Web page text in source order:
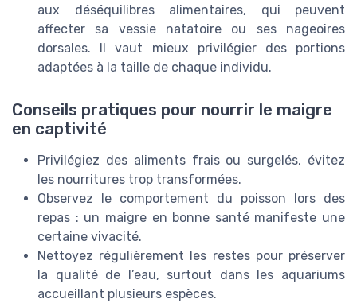
aux déséquilibres alimentaires, qui peuvent
affecter sa vessie natatoire ou ses nageoires
dorsales. Il vaut mieux privilégier des portions
adaptées à la taille de chaque individu.
Conseils pratiques pour nourrir le maigre
en captivité
Privilégiez des aliments frais ou surgelés, évitez
les nourritures trop transformées.
Observez le comportement du poisson lors des
repas : un maigre en bonne santé manifeste une
certaine vivacité.
Nettoyez régulièrement les restes pour préserver
la qualité de l’eau, surtout dans les aquariums
accueillant plusieurs espèces.